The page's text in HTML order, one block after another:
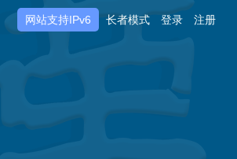
网站支持IPv6 长者模式 登录 注册